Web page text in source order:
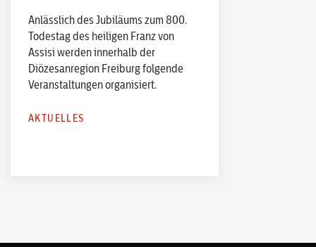
Anlässlich des Jubiläums zum 800.
Todestag des heiligen Franz von
Assisi werden innerhalb der
Diözesanregion Freiburg folgende
Veranstaltungen organisiert.
AKTUELLES